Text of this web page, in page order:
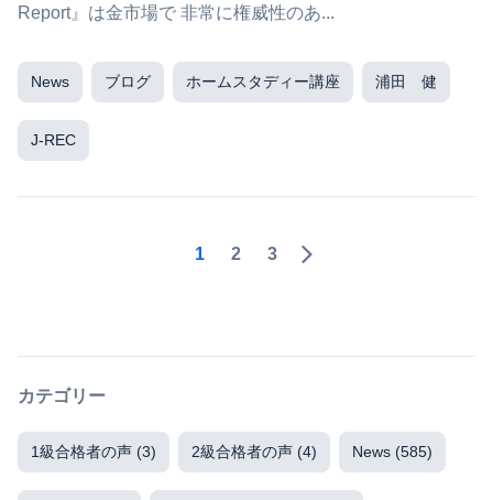
Report』は金市場で 非常に権威性のあ...
News ブログ ホームスタディー講座 浦田 健
J-REC
1 2 3
カテゴリー
1級合格者の声 (3) 2級合格者の声 (4) News (585)